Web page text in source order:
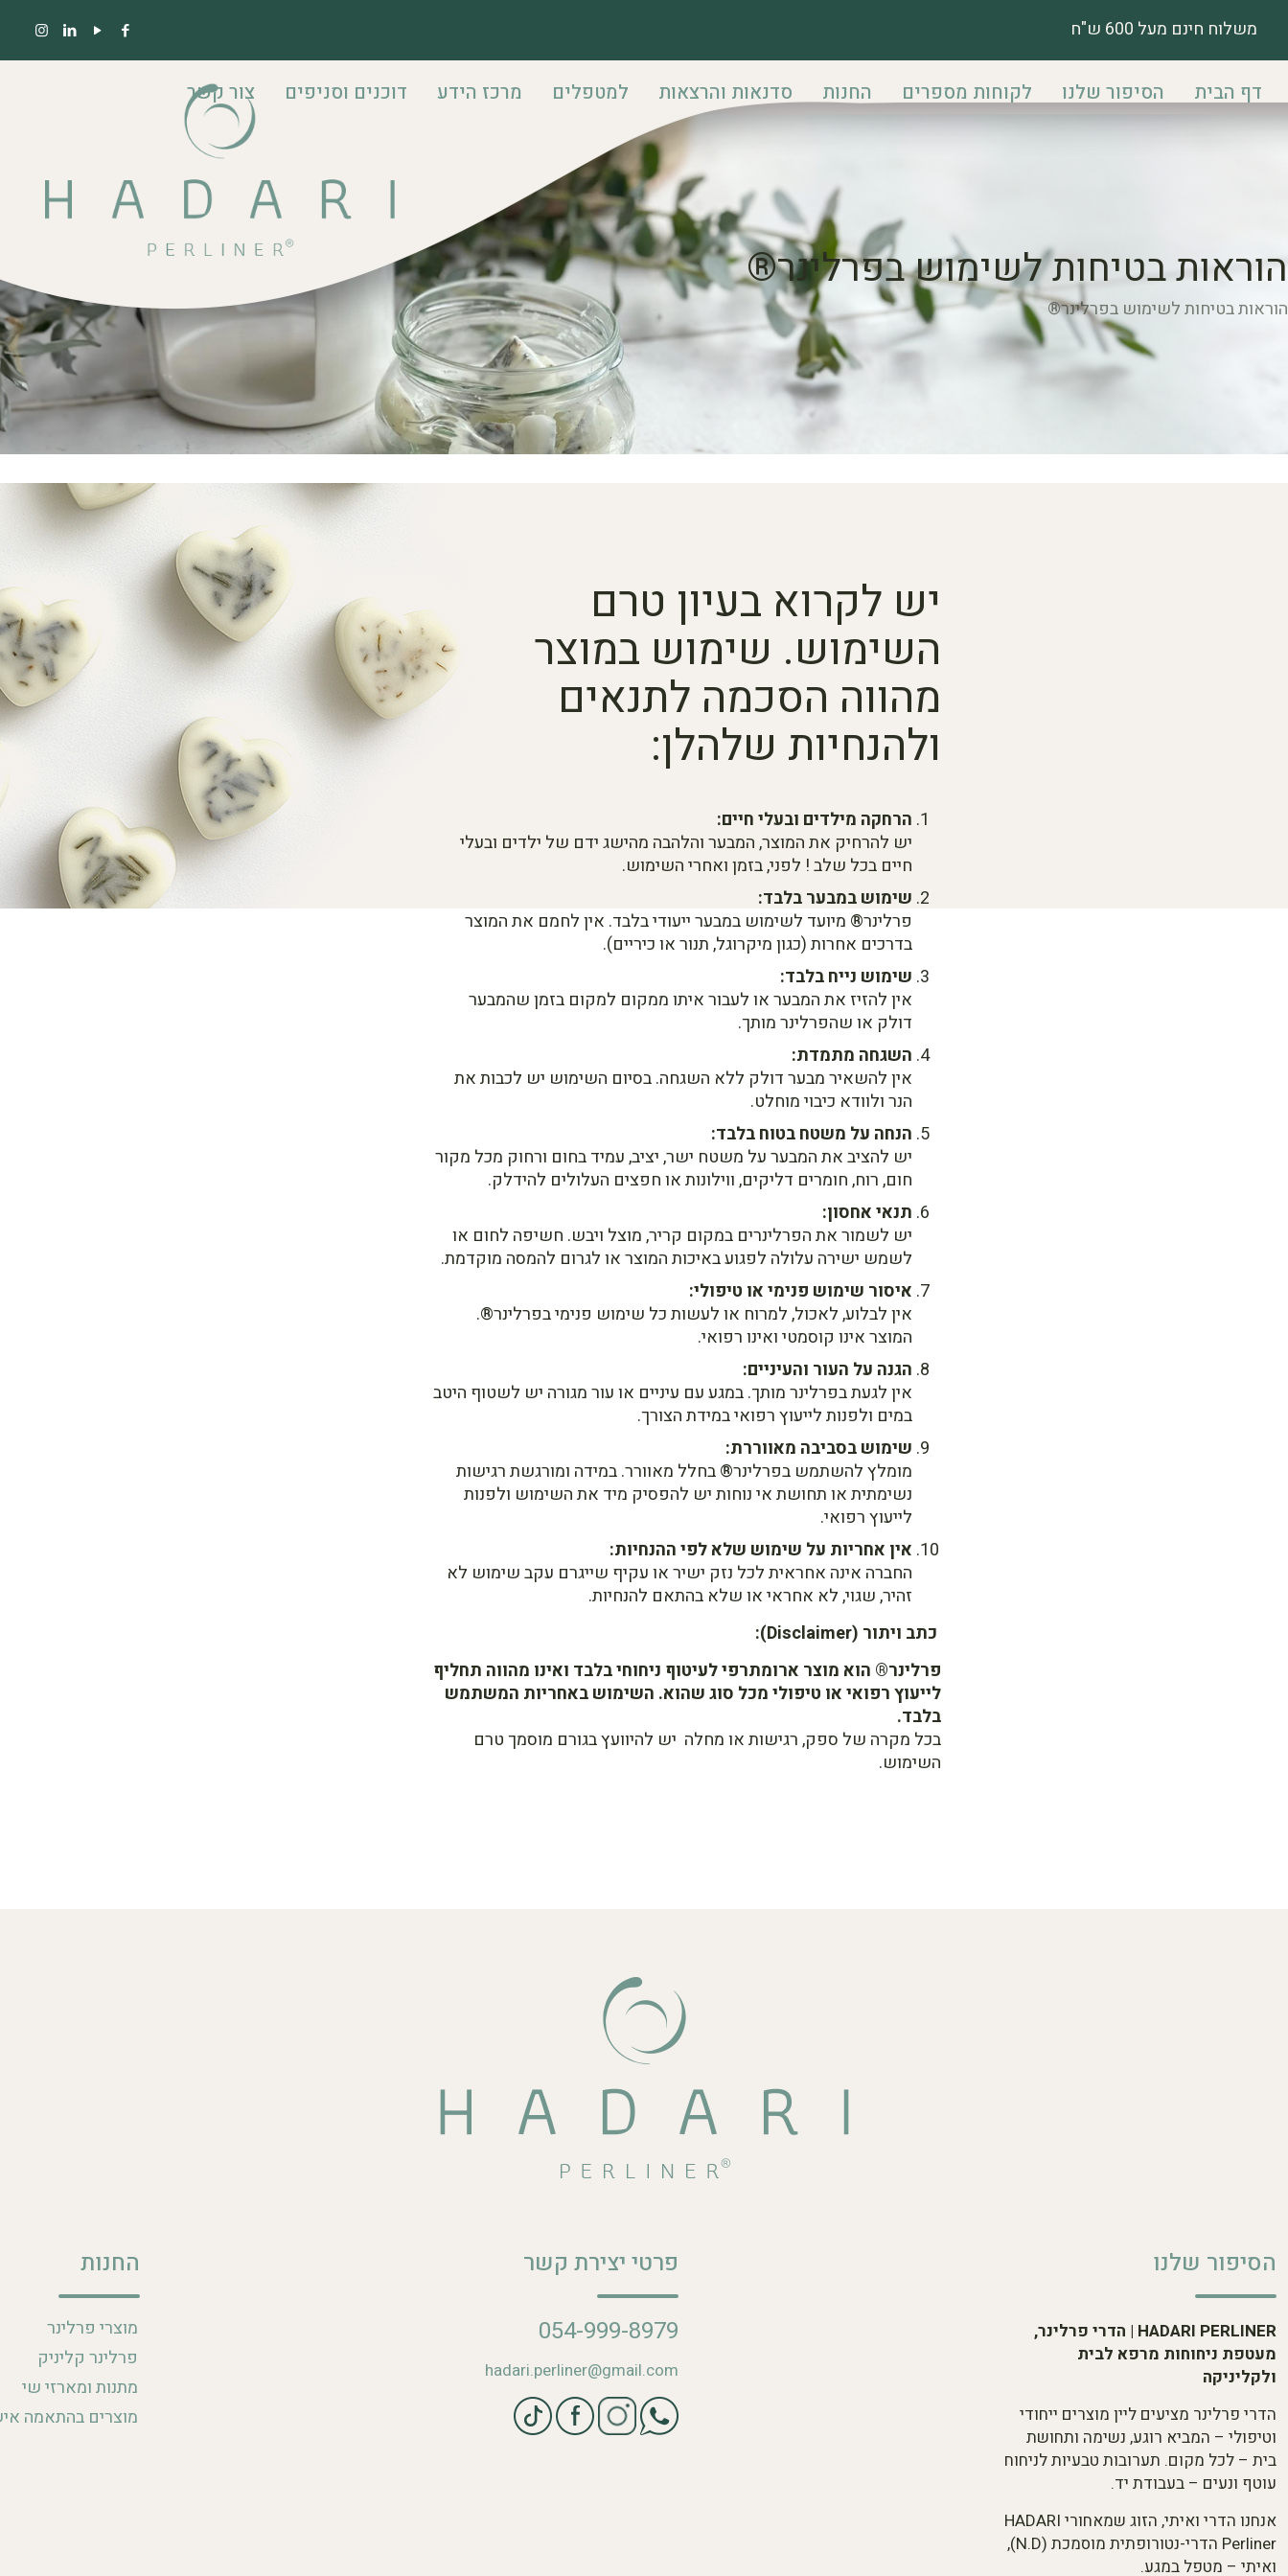
משלוח חינם מעל 600 ש"ח
דף הבית הסיפור שלנו לקוחות מספרים החנות סדנאות והרצאות למטפלים מרכז הידע דוכנים וסניפים צור קשר
הוראות בטיחות לשימוש בפרלינר®
הוראות בטיחות לשימוש בפרלינר®
יש לקרוא בעיון טרם
השימוש. שימוש במוצר
מהווה הסכמה לתנאים
ולהנחיות שלהלן:
הרחקה מילדים ובעלי חיים:
יש להרחיק את המוצר, המבער והלהבה מהישג ידם של ילדים ובעלי
חיים בכל שלב ! לפני, בזמן ואחרי השימוש.
שימוש במבער בלבד:
פרלינר® מיועד לשימוש במבער ייעודי בלבד. אין לחמם את המוצר
בדרכים אחרות (כגון מיקרוגל, תנור או כיריים).
שימוש נייח בלבד:
אין להזיז את המבער או לעבור איתו ממקום למקום בזמן שהמבער
דולק או שהפרלינר מותך.
השגחה מתמדת:
אין להשאיר מבער דולק ללא השגחה. בסיום השימוש יש לכבות את
הנר ולוודא כיבוי מוחלט.
הנחה על משטח בטוח בלבד:
יש להציב את המבער על משטח ישר, יציב, עמיד בחום ורחוק מכל מקור
חום, רוח, חומרים דליקים, ווילונות או חפצים העלולים להידלק.
תנאי אחסון:
יש לשמור את הפרלינרים במקום קריר, מוצל ויבש. חשיפה לחום או
לשמש ישירה עלולה לפגוע באיכות המוצר או לגרום להמסה מוקדמת.
איסור שימוש פנימי או טיפולי:
אין לבלוע, לאכול, למרוח או לעשות כל שימוש פנימי בפרלינר®.
המוצר אינו קוסמטי ואינו רפואי.
הגנה על העור והעיניים:
אין לגעת בפרלינר מותך. במגע עם עיניים או עור מגורה יש לשטוף היטב
במים ולפנות לייעוץ רפואי במידת הצורך.
שימוש בסביבה מאווררת:
מומלץ להשתמש בפרלינר® בחלל מאוורר. במידה ומורגשת רגישות
נשימתית או תחושת אי נוחות יש להפסיק מיד את השימוש ולפנות
לייעוץ רפואי.
אין אחריות על שימוש שלא לפי ההנחיות:
החברה אינה אחראית לכל נזק ישיר או עקיף שייגרם עקב שימוש לא
זהיר, שגוי, לא אחראי או שלא בהתאם להנחיות.
כתב ויתור (Disclaimer):
פרלינר® הוא מוצר ארומתרפי לעיטוף ניחוחי בלבד ואינו מהווה תחליף
לייעוץ רפואי או טיפולי מכל סוג שהוא. השימוש באחריות המשתמש
בלבד.
בכל מקרה של ספק, רגישות או מחלה יש להיוועץ בגורם מוסמך טרם
השימוש.
הסיפור שלנו
HADARI PERLINER | הדרי פרלינר,
מעטפת ניחוחות מרפא לבית
ולקליניקה
הדרי פרלינר מציעים ליין מוצרים ייחודי
וטיפולי – המביא רוגע, נשימה ותחושת
בית – לכל מקום. תערובות טבעיות לניחוח
עוטף ונעים – בעבודת יד.
אנחנו הדרי ואיתי, הזוג שמאחורי HADARI
Perliner הדרי-נטורופתית מוסמכת (N.D),
ואיתי – מטפל במגע.
פרטי יצירת קשר
054-999-8979
hadari.perliner@gmail.com
החנות
מוצרי פרלינר
פרלינר קליניק
מתנות ומארזי שי
מוצרים בהתאמה